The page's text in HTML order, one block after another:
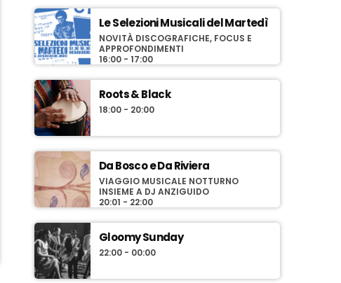
Le Selezioni Musicali del Martedì
NOVITÀ DISCOGRAFICHE, FOCUS E
APPROFONDIMENTI
16:00 - 17:00
Roots & Black
18:00 - 20:00
Da Bosco e Da Riviera
VIAGGIO MUSICALE NOTTURNO
INSIEME A DJ ANZIGUIDO
20:01 - 22:00
Gloomy Sunday
22:00 - 00:00